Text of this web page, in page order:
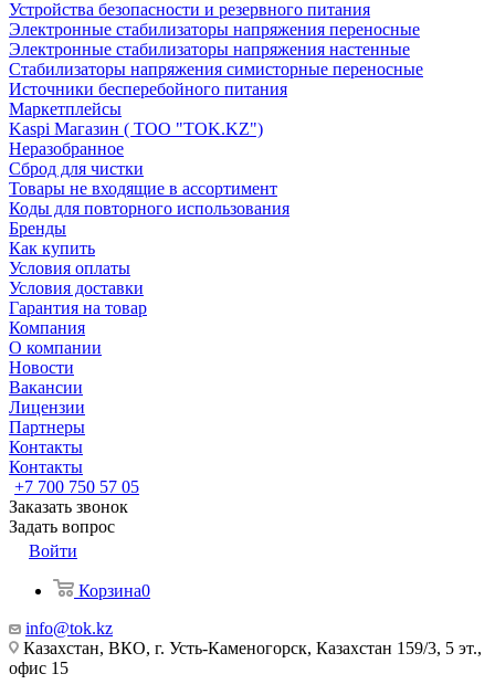
Устройства безопасности и резервного питания
Электронные стабилизаторы напряжения переносные
Электронные стабилизаторы напряжения настенные
Стабилизаторы напряжения симисторные переносные
Источники бесперебойного питания
Маркетплейсы
Kaspi Магазин ( ТОО "TOK.KZ")
Неразобранное
Сброд для чистки
Товары не входящие в ассортимент
Коды для повторного использования
Бренды
Как купить
Условия оплаты
Условия доставки
Гарантия на товар
Компания
О компании
Новости
Вакансии
Лицензии
Партнеры
Контакты
Контакты
+7 700 750 57 05
Заказать звонок
Задать вопрос
Войти
Корзина0
info@tok.kz
Казахстан, ВКО, г. Усть-Каменогорск, Казахстан 159/3, 5 эт.,
офис 15